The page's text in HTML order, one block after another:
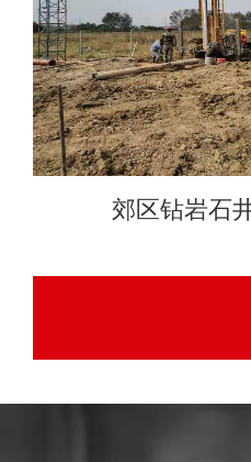
郊区钻岩石